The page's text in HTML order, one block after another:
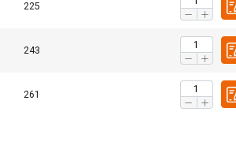
225
243
261